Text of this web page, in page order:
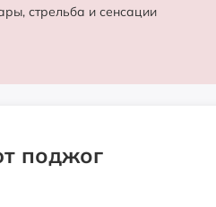
стрельба и сенсации
поджог